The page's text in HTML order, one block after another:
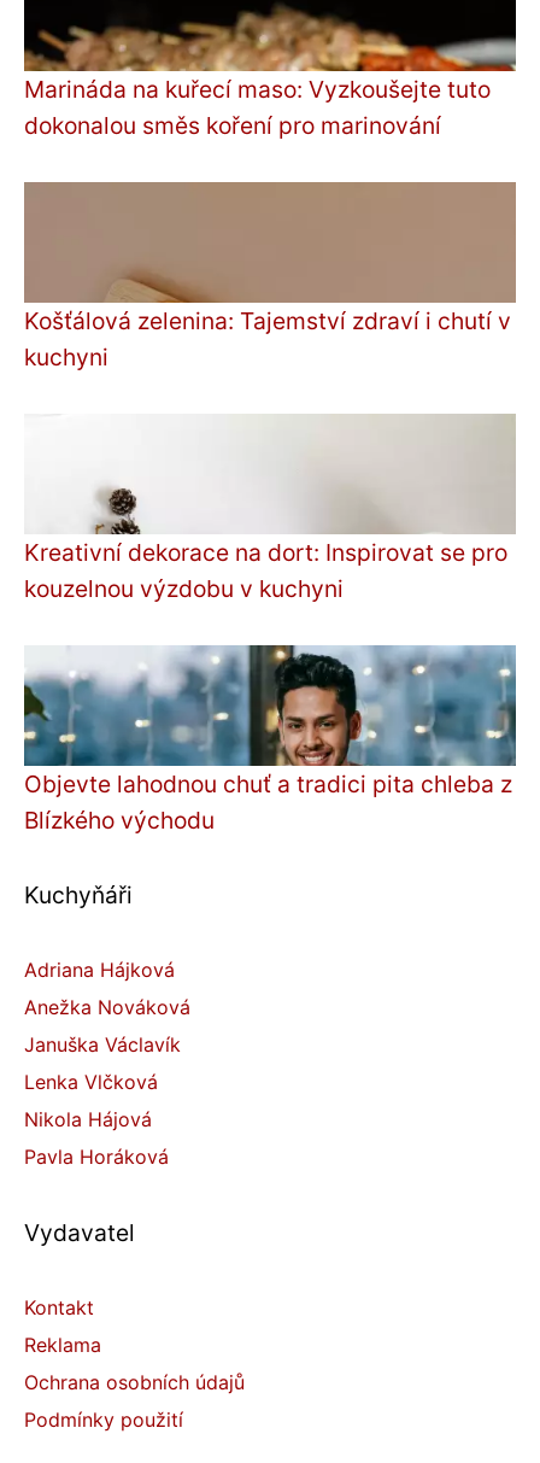
Marináda na kuřecí maso: Vyzkoušejte tuto
dokonalou směs koření pro marinování
Košťálová zelenina: Tajemství zdraví i chutí v
kuchyni
Kreativní dekorace na dort: Inspirovat se pro
kouzelnou výzdobu v kuchyni
Objevte lahodnou chuť a tradici pita chleba z
Blízkého východu
Kuchyňáři
Adriana Hájková
Anežka Nováková
Januška Václavík
Lenka Vlčková
Nikola Hájová
Pavla Horáková
Vydavatel
Kontakt
Reklama
Ochrana osobních údajů
Podmínky použití